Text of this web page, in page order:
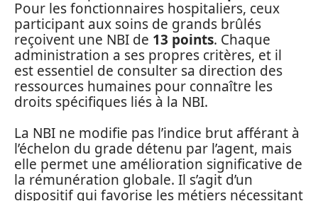
Pour les fonctionnaires hospitaliers, ceux
participant aux soins de grands brûlés
reçoivent une NBI de 13 points. Chaque
administration a ses propres critères, et il
est essentiel de consulter sa direction des
ressources humaines pour connaître les
droits spécifiques liés à la NBI.
La NBI ne modifie pas l’indice brut afférant à
l’échelon du grade détenu par l’agent, mais
elle permet une amélioration significative de
la rémunération globale. Il s’agit d’un
dispositif qui favorise les métiers nécessitant